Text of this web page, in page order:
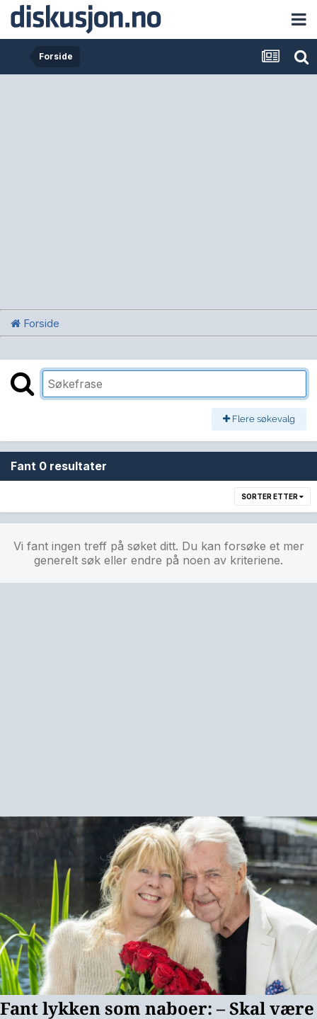
Forside
Forside
Flere søkevalg
Fant 0 resultater
SORTER ETTER
Vi fant ingen treff på søket ditt. Du kan forsøke et mer
generelt søk eller endre på noen av kriteriene.